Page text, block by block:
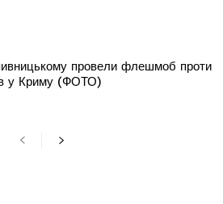
провели флешмоб проти
у Криму (ФОТО)